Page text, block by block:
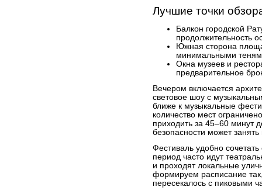
Лучшие точки
Балкон городской
продолжительность
Южная сторона
минимальными
Окна музеев и
предварительное
Вечером включается
световое шоу с
ближе к музыкальные
количество мест
приходить за 45–60 минут
безопасности может
Фестиваль удобно
период часто идут
и проходят локальные
формируем расписание
пересекалось с пиковыми